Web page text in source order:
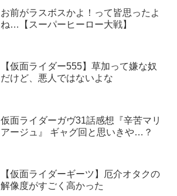
お前がラスボスかよ！って皆思ったよ
ね…【スーパーヒーロー大戦】
【仮面ライダー555】草加って嫌な奴
だけど、悪人ではないよな
仮面ライダーガヴ31話感想『辛苦マリ
アージュ』 ギャグ回と思いきや…？
【仮面ライダーギーツ】厄介オタクの
解像度がすごく高かった